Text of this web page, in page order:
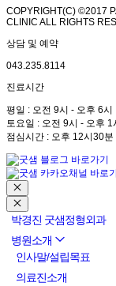
COPYRIGHT(C) ©2017
CLINIC ALL RIGHTS
상담 및 예약
043.235.8114
진료시간
평일 : 오전 9시 - 오후 6시
토요일 : 오전 9시 - 오후 1
점심시간 : 오후 12시30
박경진 굿샘정형외과
병원소개
인사말/설립목표
의료진소개